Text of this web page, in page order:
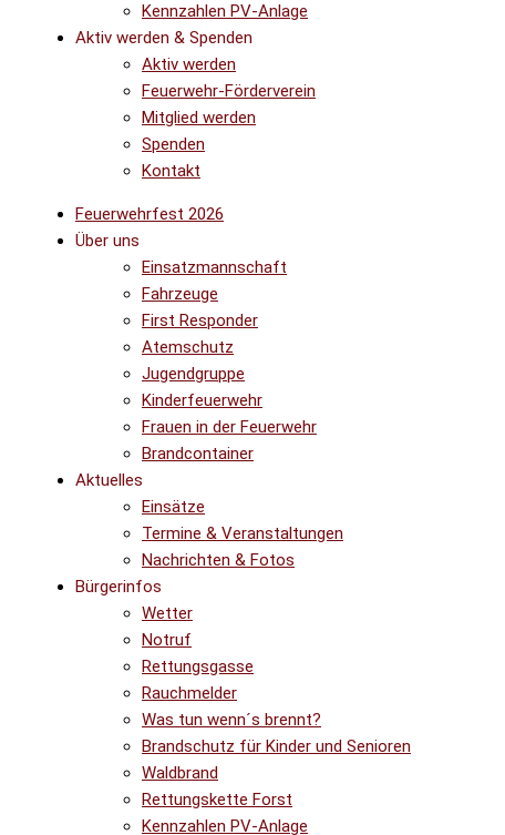
Kennzahlen PV-Anlage
Aktiv werden & Spenden
Aktiv werden
Feuerwehr-Förderverein
Mitglied werden
Spenden
Kontakt
Feuerwehrfest 2026
Über uns
Einsatzmannschaft
Fahrzeuge
First Responder
Atemschutz
Jugendgruppe
Kinderfeuerwehr
Frauen in der Feuerwehr
Brandcontainer
Aktuelles
Einsätze
Termine & Veranstaltungen
Nachrichten & Fotos
Bürgerinfos
Wetter
Notruf
Rettungsgasse
Rauchmelder
Was tun wenn´s brennt?
Brandschutz für Kinder und Senioren
Waldbrand
Rettungskette Forst
Kennzahlen PV-Anlage